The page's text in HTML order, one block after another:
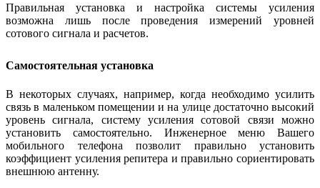
Правильная установка и настройка системы усиления
возможна лишь после проведения измерений уровней
сотового сигнала и расчетов.
Самостоятельная установка
В некоторых случаях, например, когда необходимо усилить
связь в маленьком помещении и на улице достаточно высокий
уровень сигнала, систему усиления сотовой связи можно
установить самостоятельно. Инженерное меню Вашего
мобильного телефона позволит правильно установить
коэффициент усиления репитера и правильно сориентировать
внешнюю антенну.